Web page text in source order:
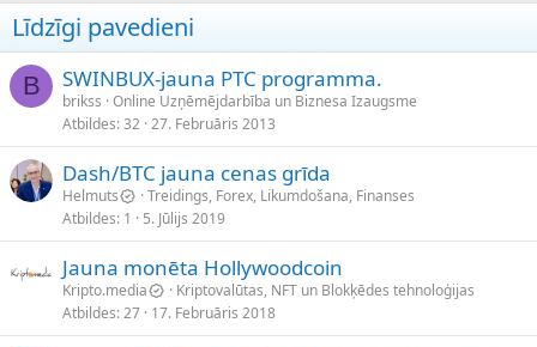
Līdzīgi pavedieni
B SWINBUX-jauna PTC programma.
brikss Online Uzņēmējdarbība un Biznesa Izaugsme
Atbildes 32 27. Februāris 2013
Dash/BTC jauna cenas grīda
Helmuts
Treidings, Forex, Likumdošana, Finanses
Atbildes 1 5. Jūlijs 2019
Jauna monēta Hollywoodcoin
Kripto.media
Kriptovalūtas, NFT un Blokķēdes tehnoloģijas
Atbildes 27 17. Februāris 2018